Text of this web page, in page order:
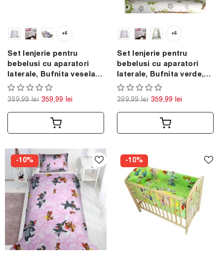
+6
Set lenjerie pentru
bebelusi cu aparatori
laterale, Bufnita vesela,
bumbac 100%
399,99 lei 359,99 lei
+6
Set lenjerie pentru
bebelusi cu aparatori
laterale, Bufnita verde,
bumbac 100%
399,99 lei 359,99 lei
-10% -10%